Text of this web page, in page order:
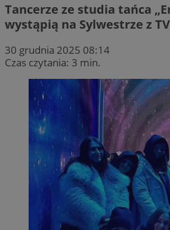
Tancerze ze studia tańca
wystąpią na Sylwestrze z
30 grudnia 2025 08:14
Czas czytania: 3 min.